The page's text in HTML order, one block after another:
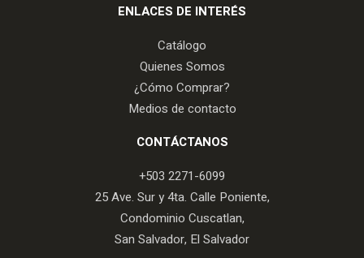
ENLACES DE INTERÉS
Catálogo
Quienes Somos
¿Cómo Comprar?
Medios de contacto
CONTÁCTANOS
+503 2271-6099
25 Ave. Sur y 4ta. Calle Poniente,
Condominio Cuscatlan,
San Salvador, El Salvador